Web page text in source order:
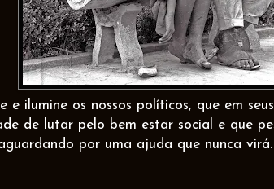
e ilumine os nossos políticos, que em
de lutar pelo bem estar social e que
por uma ajuda que nunca